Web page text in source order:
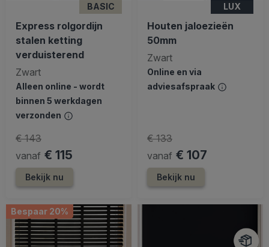
BASIC
Express rolgordijn
stalen ketting
verduisterend
Zwart
Alleen online - wordt
binnen 5 werkdagen
verzonden
vanaf € 115
€ 143
Bekijk nu
LUX
Houten jaloezieën
50mm
Zwart
Online en via
adviesafspraak
vanaf € 107
€ 133
Bekijk nu
Bespaar 20%